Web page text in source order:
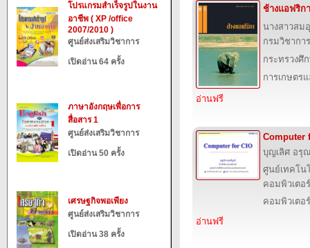
โปรแกรมสำเร็จรูปในงาน
อาชีพ ( XP /office
2007/2010 )
ศูนย์ส่งเสริมวิชาการ
เปิดอ่าน 64 ครั้ง
ภาษาอังกฤษเพื่อการ
สื่อสาร 1
ศูนย์ส่งเสริมวิชาการ
เปิดอ่าน 50 ครั้ง
เศรษฐกิจพอเพียง
ศูนย์ส่งเสริมวิชาการ
เปิดอ่าน 38 ครั้ง
ช้างแอฟริกา
นางสาวส
กรมวิชากา
กระทรวงศึ
การเกษตร
อ่านฟรี
Computer
บุญเลิศ อรุ
ศูนย์เทคโน
คอมพิวเตอ
คอมพิวเตอร์
อ่านฟรี